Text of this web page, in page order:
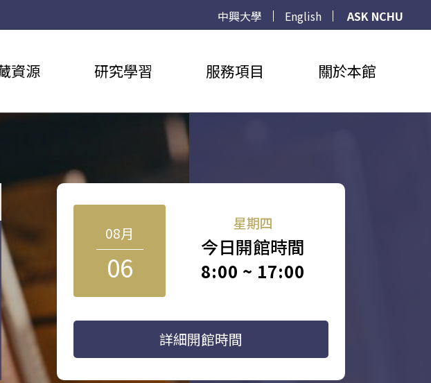
中興大學 English
ASK NCHU
資源 研究學習 服務項目 關於本館
08月
06
星期四
今日開館時間
8:00 ~ 17:00
詳細開館時間